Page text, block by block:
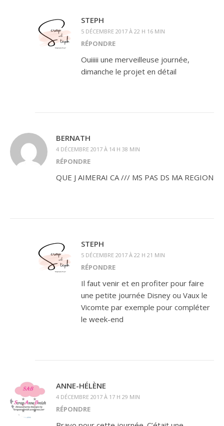
STEPH
5 DÉCEMBRE 2017 À 22 H 16 MIN
RÉPONDRE
Ouiiiii une merveilleuse journée,
dimanche le projet en détail
BERNATH
4 DÉCEMBRE 2017 À 14 H 38 MIN
RÉPONDRE
QUE J AIMERAI CA /// MS PAS DS MA REGION
STEPH
5 DÉCEMBRE 2017 À 22 H 21 MIN
RÉPONDRE
Il faut venir et en profiter pour faire
une petite journée Disney ou Vaux le
Vicomte par exemple pour compléter
le week-end
ANNE-HÉLÈNE
4 DÉCEMBRE 2017 À 17 H 29 MIN
RÉPONDRE